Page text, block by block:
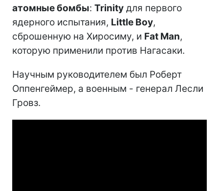
атомные бомбы: Trinity для первого
ядерного испытания, Little Boy,
сброшенную на Хиросиму, и Fat Man,
которую применили против Нагасаки.
Научным руководителем был Роберт
Оппенгеймер, а военным - генерал Лесли
Гровз.